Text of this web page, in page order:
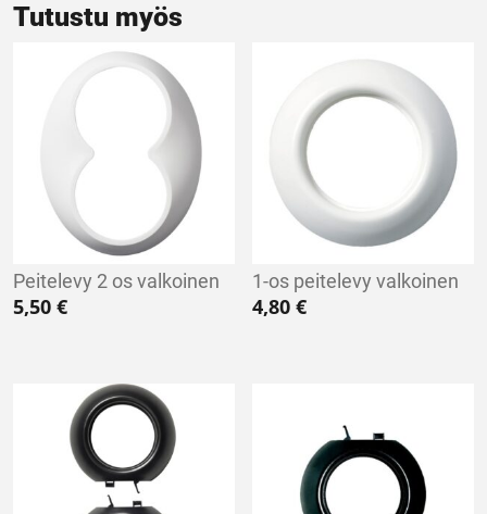
Tutustu myös
Peitelevy 2 os valkoinen
5,50 €
1-os peitelevy valkoinen
4,80€